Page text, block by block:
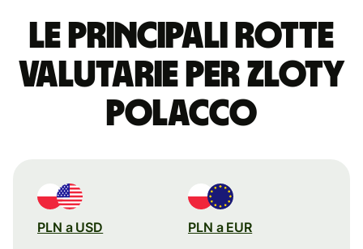
Le principali rotte
valutarie per zloty
polacco
PLN a USD PLN a EUR